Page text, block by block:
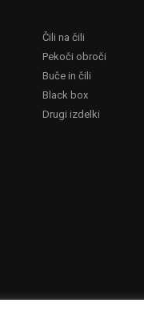
Čili na čili
Pekoči obroči
Buče in čili
Black box
Drugi izdelki